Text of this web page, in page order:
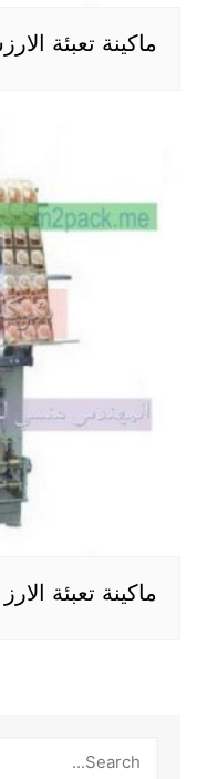
ماكينة تعبئة
ماكينة تعبئة